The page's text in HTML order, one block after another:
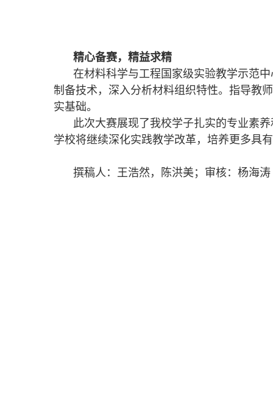
精心备赛，精益求精
在材料科学与工程国家级实验教学示范
制备技术，深入分析材料组织特性。指导教
实基础。
此次大赛展现了我校学子扎实的专业素
学校将继续深化实践教学改革，培养更多具
撰稿人：王浩然，陈洪美；审核：杨海涛